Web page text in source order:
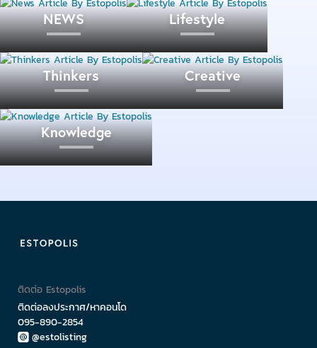
ขยับออกมาไม่ใกล้จากที่ตั้งของอันดับ 2 และ 3 กับเขต
มีนบุรีที่อยู่ติดกับหนองจอกและคลองสามวาแต่ขยับเข้า
ใกล้เขตชั้นในมากกว่าทำให้สัดส่วนของพื้นที่สีเขียว
จำนวน 43.89 ตารางเมตรต่อคนส่วนใหญ่ยังคงเป็นพื้นที่
เกษตรกรรม พร้อมกับพื้นที่เพาะเลี้ยงสัตว์น้ำไปด้วย
เขตคันนายาว มีพื้นที่สีเขียว 5,325,559.24 ตาราง
เมตร
มา เริ่มมีการเปลี่ยนแปลงจากสภาพพื้นที่สีเขียวที่แม้จะมี
สนามกอล์ฟมาด้วย สัดส่วนของพื้นที่สีเขียวคือ 55.04
เขตทุ่งครุ มีพื้นที่สีเขียว 4,728,372.80 ตารางเมตร
ตั้งอยู่ใกล้กับอันดับหนึ่งแต่มีขนาดพื้นที่เล็กกว่ามาก จึงได้
NEWS Lifestyle
Thinkers Creative
Knowledge
ติดต่อ Estopolis
ติดต่อลงประกาศ/หาคอนโด
095-890-2854
@estolisting